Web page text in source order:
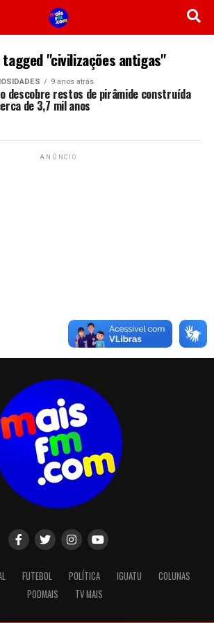
"civilizações antigas"
9 anos atrás
descobre restos de pirâmide construída
de 3,7 mil anos
ANÚNCIO
FUTEBOL POLÍTICA IGUATU
COLUNAS
PODMAIS
TV MAIS